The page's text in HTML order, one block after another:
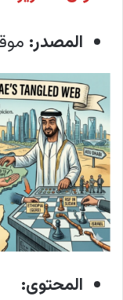
المصدر:
المحتوى: